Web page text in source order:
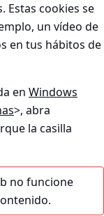
Estas cookies se
un vídeo de
en tus hábitos de
en Windows
>, abra
la casilla
no funcione